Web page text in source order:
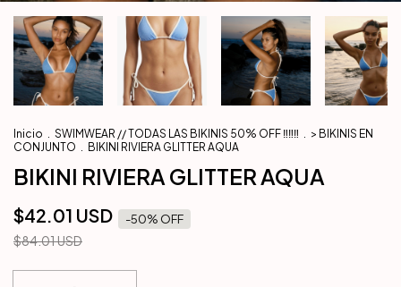
Inicio . SWIMWEAR // TODAS LAS BIKINIS 50% OFF ‼️‼️‼️ . > BIKINIS EN
CONJUNTO . BIKINI RIVIERA GLITTER AQUA
BIKINI RIVIERA GLITTER AQUA
$42.01 USD -50% OFF
$84.01 USD